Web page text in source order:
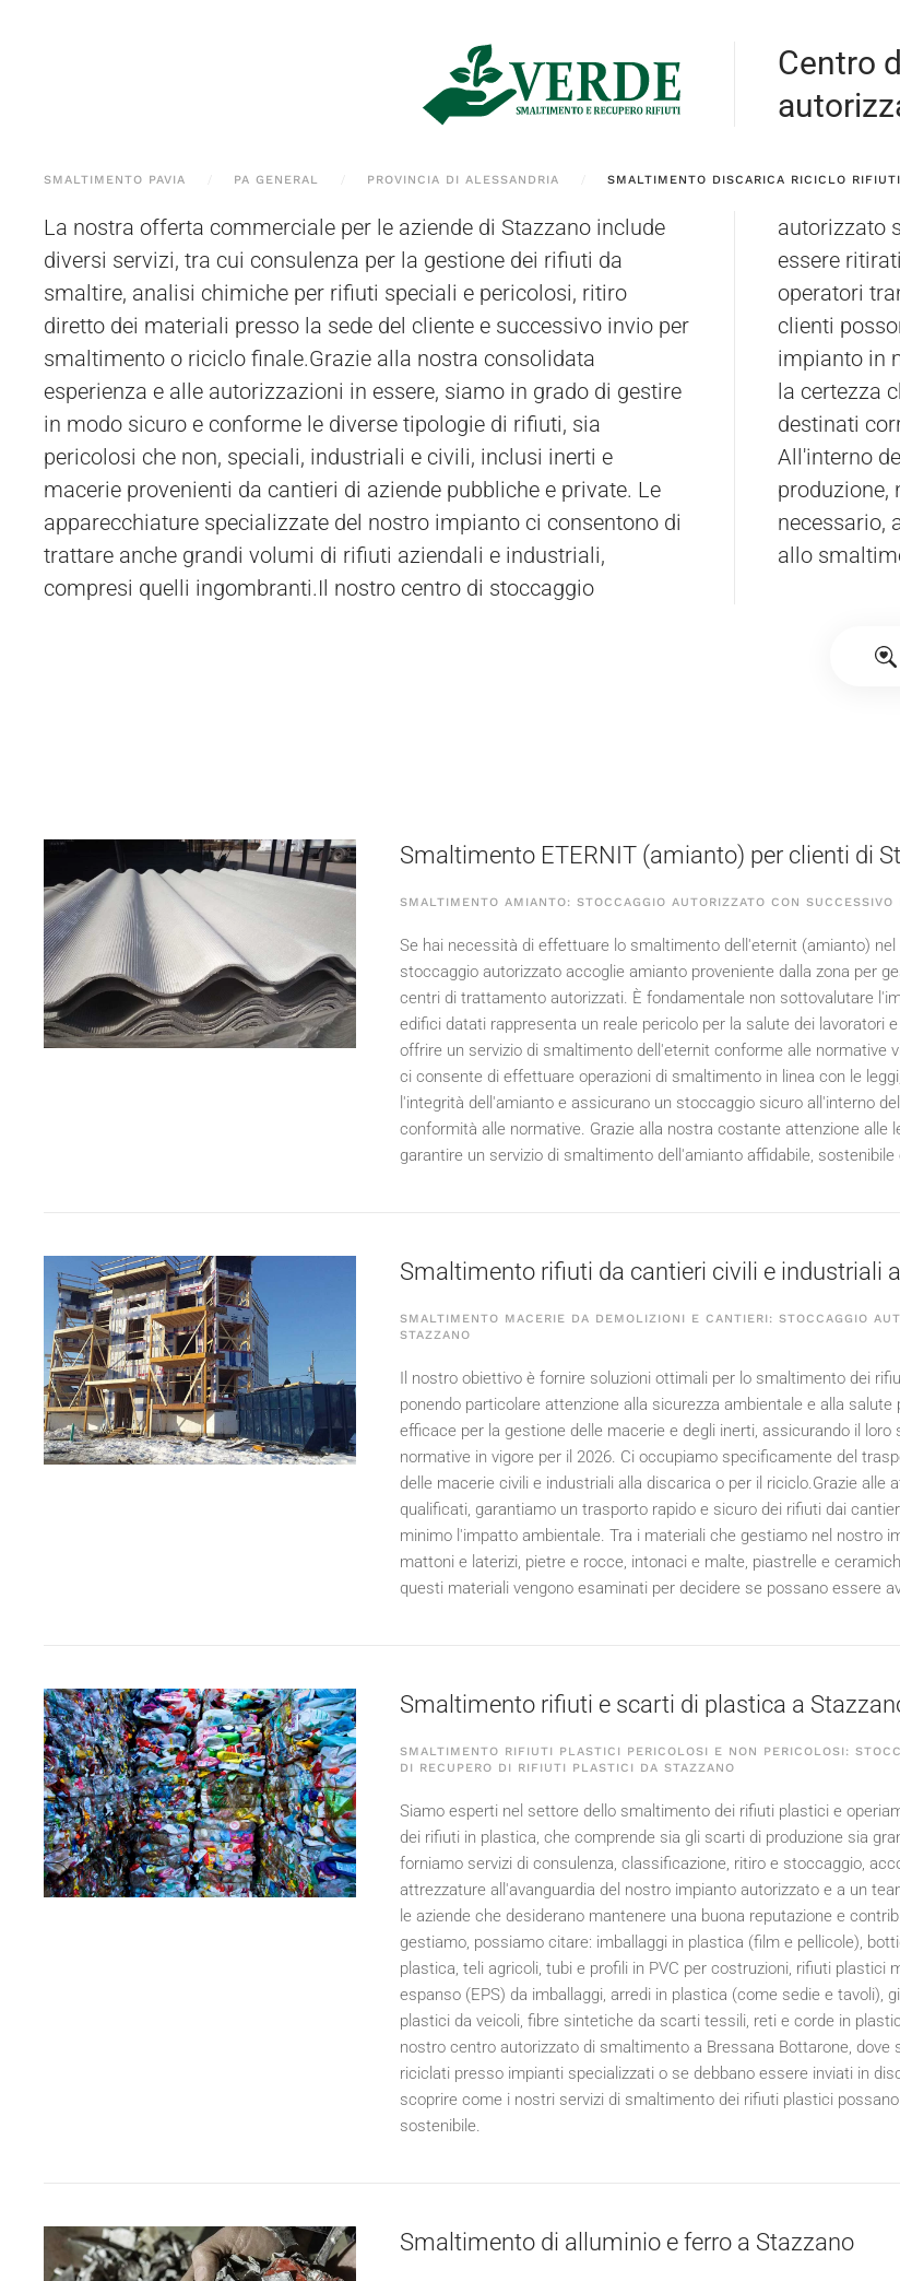
Centro
SMALTIMENTO PAVIA PA GENERAL PROVINCIA DI ALESSANDRIA SMALTIMENTO DISCARICA RICICLO
La nostra offerta commerciale per le aziende di Stazzano include
diversi servizi, tra cui consulenza per la gestione dei rifiuti da
smaltire, analisi chimiche per rifiuti speciali e pericolosi, ritiro
diretto dei materiali presso la sede del cliente e successivo invio per
smaltimento o riciclo finale.Grazie alla nostra consolidata
esperienza e alle autorizzazioni in essere, siamo in grado di gestire
in modo sicuro e conforme le diverse tipologie di rifiuti, sia
pericolosi che non, speciali, industriali e civili, inclusi inerti e
macerie provenienti da cantieri di aziende pubbliche e private. Le
apparecchiature specializzate del nostro impianto ci consentono di
trattare anche grandi volumi di rifiuti aziendali e industriali,
compresi quelli ingombranti.Il nostro centro di stoccaggio
autorizzato si trova a Bressana Bottarone (PV). I materiali possono
essere ritirati da Stazzano o località vicine, direttamente dai nostri
operatori tramite mezzi appositamente autorizzati. In alternativa, i
clienti possono anche scegliere di inviare i materiali al nostro
impianto in
la certezza
destinati
All'interno
produzione,
necessario,
allo
Smaltimento ETERNIT (amianto) per clienti di
SMALTIMENTO AMIANTO: STOCCAGGIO AUTORIZZATO CON
Se hai necessità di effettuare lo smaltimento dell'eternit (amianto)
stoccaggio autorizzato accoglie amianto proveniente dalla zona per
centri di trattamento autorizzati. È fondamentale non sottovalutare
edifici datati rappresenta un reale pericolo per la salute dei lavoratori
offrire un servizio di smaltimento dell'eternit conforme alle normative
ci consente di effettuare operazioni di smaltimento in linea con le
l'integrità dell'amianto e assicurano un stoccaggio sicuro all'interno
conformità alle normative. Grazie alla nostra costante attenzione
garantire un servizio di smaltimento dell'amianto affidabile,
Smaltimento rifiuti da cantieri civili e industriali
SMALTIMENTO MACERIE DA DEMOLIZIONI E CANTIERI: STOCCAGGIO
STAZZANO
Il nostro obiettivo è fornire soluzioni ottimali per lo smaltimento dei
ponendo particolare attenzione alla sicurezza ambientale e alla
efficace per la gestione delle macerie e degli inerti, assicurando il
normative in vigore per il 2026. Ci occupiamo specificamente del
delle macerie civili e industriali alla discarica o per il riciclo.Grazie
qualificati, garantiamo un trasporto rapido e sicuro dei rifiuti dai
minimo l'impatto ambientale. Tra i materiali che gestiamo nel nostro
mattoni e laterizi, pietre e rocce, intonaci e malte, piastrelle e
questi materiali vengono esaminati per decidere se possano essere
Smaltimento rifiuti e scarti di plastica a
SMALTIMENTO RIFIUTI PLASTICI PERICOLOSI E NON PERICOLOSI:
DI RECUPERO DI RIFIUTI PLASTICI DA STAZZANO
Siamo esperti nel settore dello smaltimento dei rifiuti plastici e
dei rifiuti in plastica, che comprende sia gli scarti di produzione sia
forniamo servizi di consulenza, classificazione, ritiro e stoccaggio,
attrezzature all'avanguardia del nostro impianto autorizzato e a un
le aziende che desiderano mantenere una buona reputazione e
gestiamo, possiamo citare: imballaggi in plastica (film e pellicole),
plastica, teli agricoli, tubi e profili in PVC per costruzioni, rifiuti
espanso (EPS) da imballaggi, arredi in plastica (come sedie e
plastici da veicoli, fibre sintetiche da scarti tessili, reti e corde in
nostro centro autorizzato di smaltimento a Bressana Bottarone,
riciclati presso impianti specializzati o se debbano essere inviati in
scoprire come i nostri servizi di smaltimento dei rifiuti plastici
sostenibile.
Smaltimento di alluminio e ferro a Stazzano